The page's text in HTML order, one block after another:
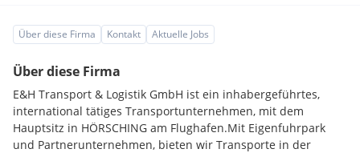
Über diese Firma Kontakt Aktuelle Jobs
Über diese Firma
E&H Transport & Logistik GmbH ist ein inhabergeführtes,
international tätiges Transportunternehmen, mit dem
Hauptsitz in HÖRSCHING am Flughafen.Mit Eigenfuhrpark
und Partnerunternehmen, bieten wir Transporte in der